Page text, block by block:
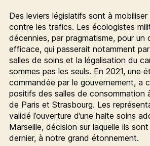
Des leviers législatifs sont à
contre les trafics. Les écologistes
décennies, par pragmatisme, pour un
efficace, qui passerait notamment
salles de soins et la légalisation du
sommes pas les seuls. En 2021, une
commandée par le gouvernement, a
positifs des salles de consommation
de Paris et Strasbourg. Les
validé l’ouverture d’une halte soins
Marseille, décision sur laquelle ils
dernier, à notre grand étonnement.